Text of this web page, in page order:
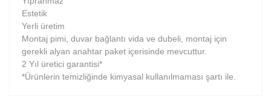
Estetik
Yerli üretim
Montaj pimi, duvar bağlantı vida ve dubeli, montaj için
gerekli alyan anahtar paket içerisinde mevcuttur.
2 Yıl üretici garantisi*
*Ürünlerin temizliğinde kimyasal kullanılmaması şartı ile.